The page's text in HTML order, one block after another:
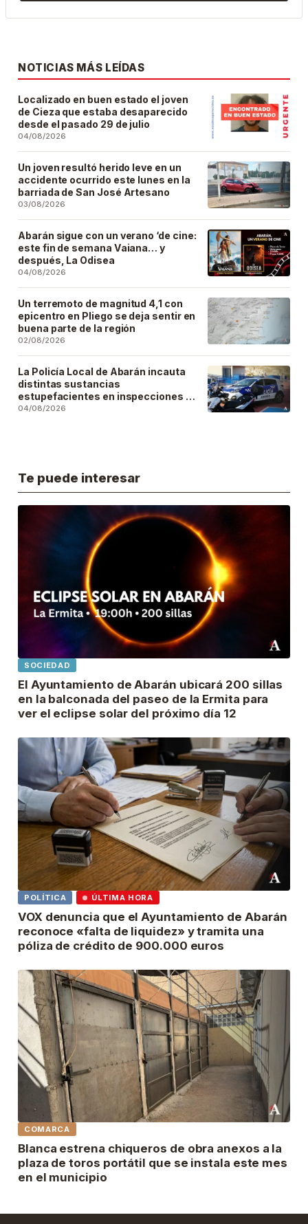
NOTICIAS MÁS LEÍDAS
Localizado en buen estado el joven
de Cieza que estaba desaparecido
desde el pasado 29 de julio
04/08/2026
Un joven resultó herido leve en un
accidente ocurrido este lunes en la
barriada de San José Artesano
03/08/2026
Abarán sigue con un verano ‘de cine:
este fin de semana Vaiana… y
después, La Odisea
04/08/2026
Un terremoto de magnitud 4,1 con
epicentro en Pliego se deja sentir en
buena parte de la región
02/08/2026
La Policía Local de Abarán incauta
distintas sustancias
estupefacientes en inspecciones a
locales públicos del municipio
04/08/2026
Te puede interesar
SOCIEDAD
El Ayuntamiento de Abarán ubicará 200 sillas
en la balconada del paseo de la Ermita para
ver el eclipse solar del próximo día 12
POLÍTICA ÚLTIMA HORA
VOX denuncia que el Ayuntamiento de Abarán
reconoce «falta de liquidez» y tramita una
póliza de crédito de 900.000 euros
COMARCA
Blanca estrena chiqueros de obra anexos a la
plaza de toros portátil que se instala este mes
en el municipio